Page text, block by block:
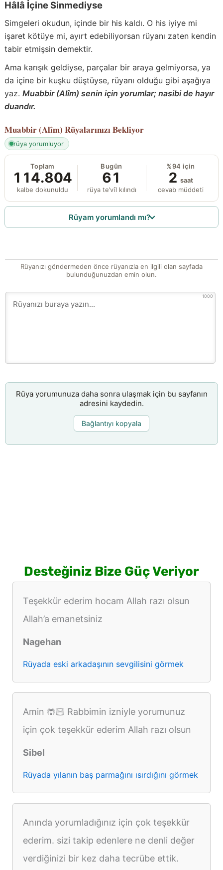
Hâlâ İçine Sinmediyse
Simgeleri okudun, içinde bir his kaldı. O his iyiye mi
işaret kötüye mi, ayırt edebiliyorsan rüyanı zaten kendin
tabir etmişsin demektir.
Ama karışık geldiyse, parçalar bir araya gelmiyorsa, ya
da içine bir kuşku düştüyse, rüyanı olduğu gibi aşağıya
yaz. Muabbir (Alîm) senin için yorumlar; nasibi de hayır
duandır.
Muabbir (Alîm) Rüyalarınızı Bekliyor
rüya yorumluyor
Toplam
114.804
kalbe dokunuldu
Bugün
61
rüya te’vîl kılındı
%94 için
2 saat
cevab müddeti
Rüyam yorumlandı mı?
Rüyanızı göndermeden önce rüyanızla en ilgili olan sayfada
bulunduğunuzdan emin olun.
1000
Rüya yorumunuza daha sonra ulaşmak için bu sayfanın
adresini kaydedin.
Bağlantıyı kopyala
Desteğiniz Bize Güç Veriyor
Teşekkür ederim hocam Allah razı olsun
Allah’a emanetsiniz
Nagehan
Rüyada eski arkadaşının sevgilisini görmek
Amin 🤲🏻 Rabbimin izniyle yorumunuz
için çok teşekkür ederim Allah razı olsun
Sibel
Rüyada yılanın baş parmağını ısırdığını görmek
Anında yorumladığınız için çok teşekkür
ederim. sizi takip edenlere ne denli değer
verdiğinizi bir kez daha tecrübe ettik.